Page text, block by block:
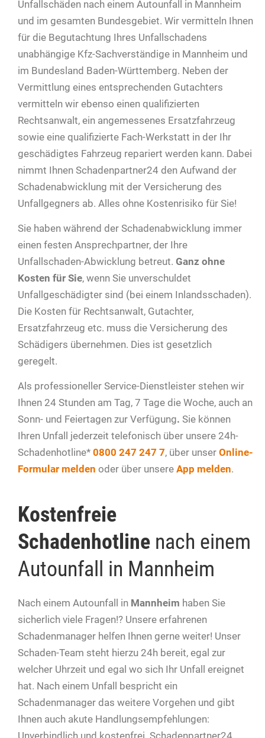
Unfallschäden nach einem Autounfall in Mannheim
und im gesamten Bundesgebiet. Wir vermitteln Ihnen
für die Begutachtung Ihres Unfallschadens
unabhängige Kfz-Sachverständige in Mannheim und
im Bundesland Baden-Württemberg. Neben der
Vermittlung eines entsprechenden Gutachters
vermitteln wir ebenso einen qualifizierten
Rechtsanwalt, ein angemessenes Ersatzfahrzeug
sowie eine qualifizierte Fach-Werkstatt in der Ihr
geschädigtes Fahrzeug repariert werden kann. Dabei
nimmt Ihnen Schadenpartner24 den Aufwand der
Schadenabwicklung mit der Versicherung des
Unfallgegners ab. Alles ohne Kostenrisiko für Sie!
Sie haben während der Schadenabwicklung immer
einen festen Ansprechpartner, der Ihre
Unfallschaden-Abwicklung betreut. Ganz ohne
Kosten für Sie, wenn Sie unverschuldet
Unfallgeschädigter sind (bei einem Inlandsschaden).
Die Kosten für Rechtsanwalt, Gutachter,
Ersatzfahrzeug etc. muss die Versicherung des
Schädigers übernehmen. Dies ist gesetzlich
geregelt.
Als professioneller Service-Dienstleister stehen wir
Ihnen 24 Stunden am Tag, 7 Tage die Woche, auch an
Sonn- und Feiertagen zur Verfügung. Sie können
Ihren Unfall jederzeit telefonisch über unsere 24h-
Schadenhotline* 0800 247 247 7, über unser Online-
Formular melden oder über unsere App melden.
Kostenfreie
Schadenhotline nach einem
Autounfall in Mannheim
Nach einem Autounfall in Mannheim haben Sie
sicherlich viele Fragen!? Unsere erfahrenen
Schadenmanager helfen Ihnen gerne weiter! Unser
Schaden-Team steht hierzu 24h bereit, egal zur
welcher Uhrzeit und egal wo sich Ihr Unfall ereignet
hat. Nach einem Unfall bespricht ein
Schadenmanager das weitere Vorgehen und gibt
Ihnen auch akute Handlungsempfehlungen:
Unverbindlich und kostenfrei. Schadenpartner24